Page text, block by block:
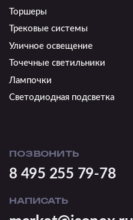
Торшеры
Трековые системы
Уличное освещение
Точечные светильники
Лампочки
Светодиодная подсветка
ПОЗВОНИТЬ
8 495 255 79-78
НАПИСАТЬ